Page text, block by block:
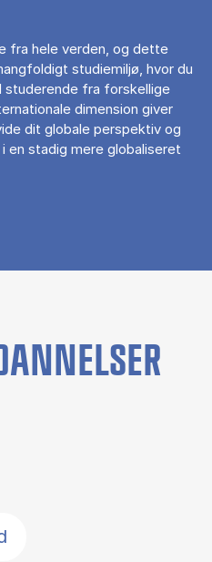
fra hele verden, og dette
studiemiljø, hvor du
studerende fra forskellige
dimension giver
dit globale perspektiv og
en stadig mere globaliseret